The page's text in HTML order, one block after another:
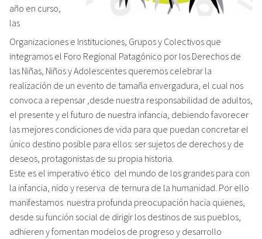
año en curso,
las
Organizaciones e Instituciones, Grupos y Colectivos que
integramos el Foro Regional Patagónico por los Derechos de
las Niñas, Niños y Adolescentes queremos celebrar la
realización de un evento de tamaña envergadura, el cual nos
convoca a repensar ,desde nuestra responsabilidad de adultos,
el presente y el futuro de nuestra infancia, debiendo favorecer
las mejores condiciones de vida para que puedan concretar el
único destino posible para ellos: ser sujetos de derechos y de
deseos, protagonistas de su propia historia.
Este es el imperativo ético del mundo de los grandes para con
la infancia, nido y reserva de ternura de la humanidad. Por ello
manifestamos nuestra profunda preocupación hacia quienes,
desde su función social de dirigir los destinos de sus pueblos,
adhieren y fomentan modelos de progreso y desarrollo